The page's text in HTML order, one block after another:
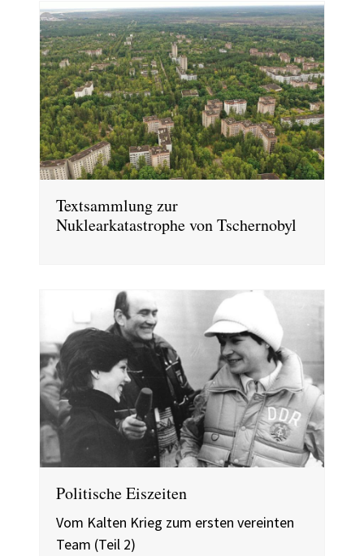
Textsammlung zur
Nuklearkatastrophe von Tschernobyl
Politische Eiszeiten
Vom Kalten Krieg zum ersten vereinten
Team (Teil 2)